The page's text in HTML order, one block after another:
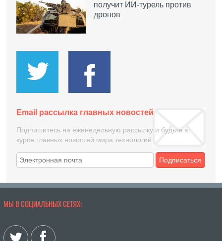
получит ИИ-турель против
дронов
Email рассылка главных новостей
Подпишитесь на еженедельную рассылку и будьте в
курсе главных новостей мира технологий
Подписаться
МЫ В СОЦИАЛЬНЫХ СЕТЯХ: